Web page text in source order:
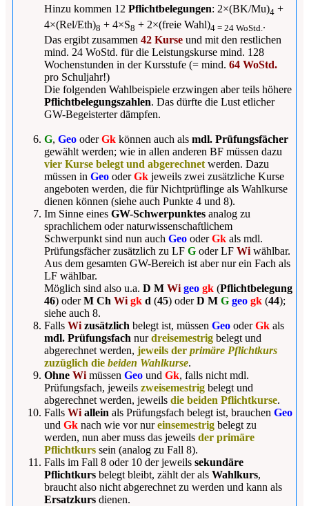
Hinzu kommen 12 Pflichtbelegungen: 2×(BK/Mu)4 +
4×(Rel/Eth)8 + 4×S8 + 2×(freie Wahl)4 = 24 WoStd. .
Das ergibt zusammen 42 Kurse und mit den restlichen
mind. 24 WoStd. für die Leistungskurse mind. 128
Wochenstunden in der Kursstufe (= mind. 64 WoStd.
pro Schuljahr!)
Die folgenden Wahlbeispiele erzwingen aber teils höhere
Pflichtbelegungszahlen. Das dürfte die Lust etlicher
GW-Begeisterter dämpfen.
G, Geo oderGk können auch als mdl. Prüfungsfächer
gewählt werden; wie in allen anderen BF müssen dazu
vier Kurse belegt und abgerechnet werden. Dazu
müssen in Geo oderGk jeweils zwei zusätzliche Kurse
angeboten werden, die für Nichtprüflinge als Wahlkurse
dienen können (siehe auch Punkte 4 und 8).
Im Sinne eines GW-Schwerpunktes analog zu
sprachlichem oder naturwissenschaftlichem
Schwerpunkt sind nun auch Geo oderGk als mdl.
Prüfungsfächer zusätzlich zu LF G oder LF Wi wählbar.
Aus dem gesamten GW-Bereich ist aber nur ein Fach als
LF wählbar.
Möglich sind also u.a. D M Wi geo gk (Pflichtbelegung
46) oderM Ch Wi gk d (45) oderD M G geo gk (44);
siehe auch 8.
Falls Wi zusätzlich belegt ist, müssen Geo oderGk als
mdl. Prüfungsfach nurdreisemestrig belegt und
abgerechnet werden, jeweils der primäre Pflichtkurs
zuzüglich die beiden Wahlkurse.
Ohne Wi müssen Geo und Gk, falls nicht mdl.
Prüfungsfach, jeweils zweisemestrig belegt und
abgerechnet werden, jeweils die beiden Pflichtkurse.
Falls Wi allein als Prüfungsfach belegt ist, brauchen Geo
und Gk nach wie vor nureinsemestrig belegt zu
werden, nun aber muss das jeweils der primäre
Pflichtkurs sein (analog zu Fall 8).
Falls im Fall 8 oder 10 der jeweils sekundäre
Pflichtkurs belegt bleibt, zählt der als Wahlkurs,
braucht also nicht abgerechnet zu werden und kann als
Ersatzkurs dienen.